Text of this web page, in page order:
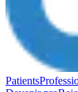
Patients